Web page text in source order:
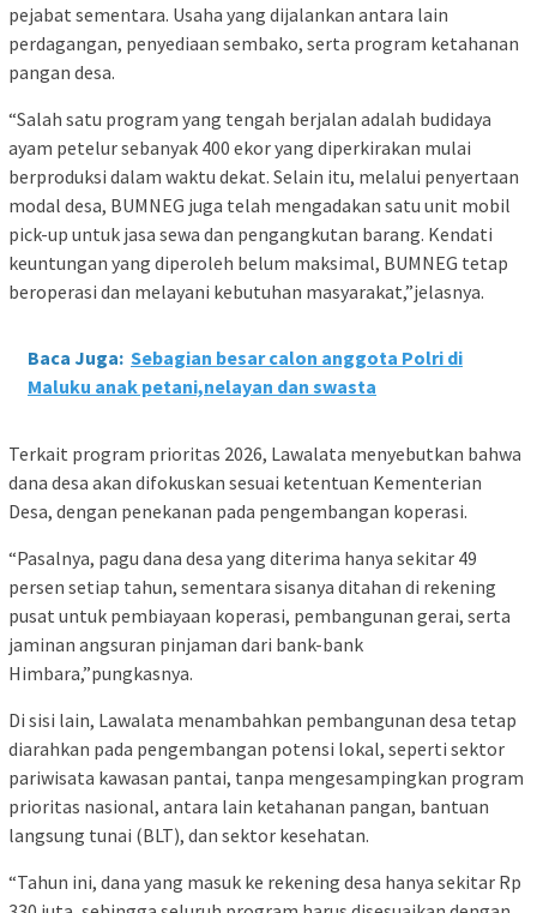
pejabat sementara. Usaha yang dijalankan antara lain
perdagangan, penyediaan sembako, serta program ketahanan
pangan desa.
“Salah satu program yang tengah berjalan adalah budidaya
ayam petelur sebanyak 400 ekor yang diperkirakan mulai
berproduksi dalam waktu dekat. Selain itu, melalui penyertaan
modal desa, BUMNEG juga telah mengadakan satu unit mobil
pick-up untuk jasa sewa dan pengangkutan barang. Kendati
keuntungan yang diperoleh belum maksimal, BUMNEG tetap
beroperasi dan melayani kebutuhan masyarakat,”jelasnya.
Baca Juga: Sebagian besar calon anggota Polri di
Maluku anak petani,nelayan dan swasta
Terkait program prioritas 2026, Lawalata menyebutkan bahwa
dana desa akan difokuskan sesuai ketentuan Kementerian
Desa, dengan penekanan pada pengembangan koperasi.
“Pasalnya, pagu dana desa yang diterima hanya sekitar 49
persen setiap tahun, sementara sisanya ditahan di rekening
pusat untuk pembiayaan koperasi, pembangunan gerai, serta
jaminan angsuran pinjaman dari bank-bank
Himbara,”pungkasnya.
Di sisi lain, Lawalata menambahkan pembangunan desa tetap
diarahkan pada pengembangan potensi lokal, seperti sektor
pariwisata kawasan pantai, tanpa mengesampingkan program
prioritas nasional, antara lain ketahanan pangan, bantuan
langsung tunai (BLT), dan sektor kesehatan.
“Tahun ini, dana yang masuk ke rekening desa hanya sekitar Rp